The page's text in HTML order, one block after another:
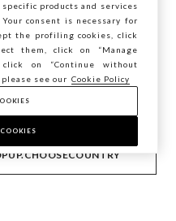
- Cap. Soc.
-2.4.0
vrei să
România
products and services
consent is necessary for
the profiling cookies, click
them, click on “Manage
on “Continue without
see our Cookie Policy